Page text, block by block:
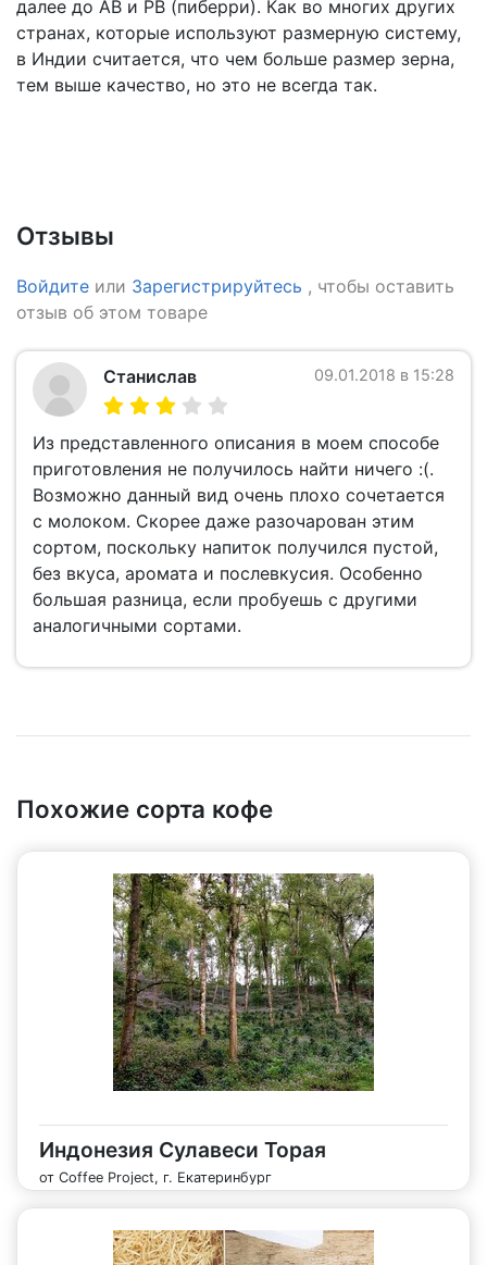
далее до АВ и РВ (пиберри). Как во многих других
странах, которые используют размерную систему,
в Индии считается, что чем больше размер зерна,
тем выше качество, но это не всегда так.
Отзывы
Войдите или Зарегистрируйтесь , чтобы оставить
отзыв об этом товаре
Станислав 09.01.2018 в 15:28
Из представленного описания в моем способе
приготовления не получилось найти ничего :(.
Возможно данный вид очень плохо сочетается
с молоком. Скорее даже разочарован этим
сортом, поскольку напиток получился пустой,
без вкуса, аромата и послевкусия. Особенно
большая разница, если пробуешь с другими
аналогичными сортами.
Похожие сорта кофе
Индонезия Сулавеси Торая
от Coffee Project, г. Екатеринбург